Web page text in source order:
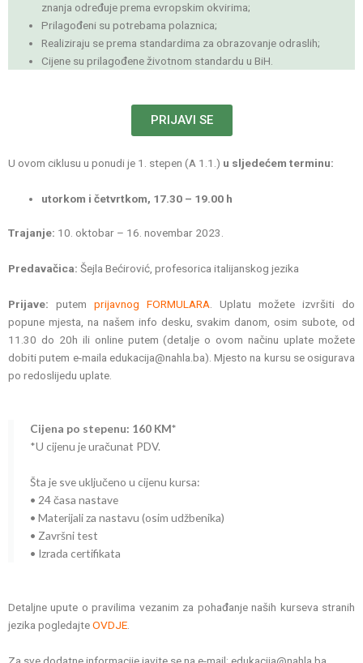
znanja određuje prema evropskim okvirima;
Prilagođeni su potrebama polaznica;
Realiziraju se prema standardima za obrazovanje odraslih;
Cijene su prilagođene životnom standardu u BiH.
PRIJAVI SE
U ovom ciklusu u ponudi je 1. stepen (A 1.1.) u sljedećem terminu:
utorkom i četvrtkom, 17.30 – 19.00 h
Trajanje: 10. oktobar – 16. novembar 2023.
Predavačica: Šejla Bećirović, profesorica italijanskog jezika
Prijave: putem prijavnog FORMULARA . Uplatu možete izvršiti do
popune mjesta, na našem info desku, svakim danom, osim subote, od
11.30 do 20h ili online putem (detalje o ovom načinu uplate možete
dobiti putem e-maila edukacija@nahla.ba). Mjesto na kursu se osigurava
po redoslijedu uplate.
Cijena po stepenu: 160 KM*
*U cijenu je uračunat PDV.
Šta je sve uključeno u cijenu kursa:
• 24 časa nastave
• Materijali za nastavu (osim udžbenika)
• Završni test
• Izrada certifikata
Detaljne upute o pravilima vezanim za pohađanje naših kurseva stranih
jezika pogledajteOVDJE
Za sve dodatne informacije javite se na e-mail: edukacija@nahla.ba.